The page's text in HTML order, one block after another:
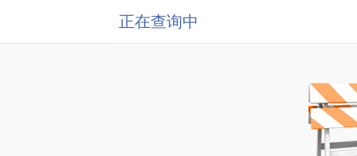
正在查询中